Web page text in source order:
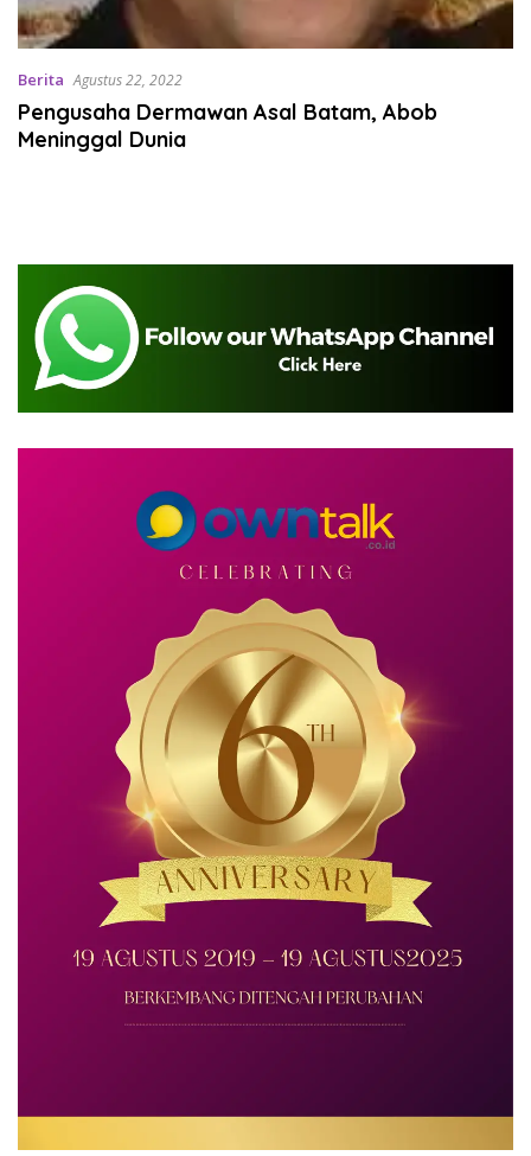
Berita Agustus 22, 2022
Pengusaha Dermawan Asal Batam, Abob
Meninggal Dunia